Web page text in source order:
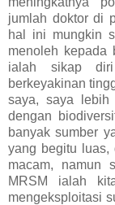
jumlah doktor di
hal ini mungkin
menoleh kepada
ialah sikap
berkeyakinan
saya, saya lebih
dengan
banyak sumber
yang begitu luas,
macam, namun
MRSM ialah
mengeksploitasi